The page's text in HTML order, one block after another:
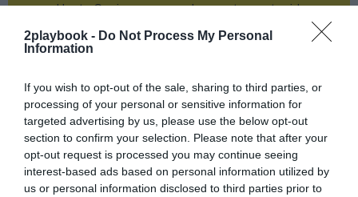
2playbook - Do Not Process My Personal
Information
If you wish to opt-out of the sale, sharing to third parties, or
processing of your personal or sensitive information for
targeted advertising by us, please use the below opt-out
section to confirm your selection. Please note that after your
opt-out request is processed you may continue seeing
interest-based ads based on personal information utilized by
us or personal information disclosed to third parties prior to
¡Suscríbete!
Compartir
Imprimir